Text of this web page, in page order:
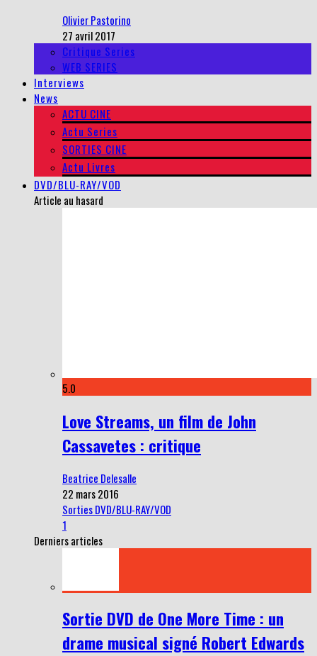
Olivier Pastorino
27 avril 2017
Critique Series
WEB SERIES
Interviews
News
ACTU CINE
Actu Series
SORTIES CINE
Actu Livres
DVD/BLU-RAY/VOD
Article au hasard
5.0
Love Streams, un film de John
Cassavetes : critique
Beatrice Delesalle
22 mars 2016
Sorties DVD/BLU-RAY/VOD
1
Derniers articles
Sortie DVD de One More Time : un
drame musical signé Robert Edwards